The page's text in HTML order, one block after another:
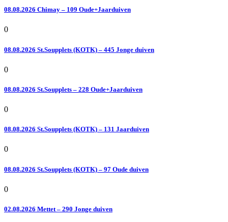
08.08.2026 Chimay – 109 Oude+Jaarduiven
0
08.08.2026 St.Soupplets (KOTK) – 445 Jonge duiven
0
08.08.2026 St.Soupplets – 228 Oude+Jaarduiven
0
08.08.2026 St.Soupplets (KOTK) – 131 Jaarduiven
0
08.08.2026 St.Soupplets (KOTK) – 97 Oude duiven
0
02.08.2026 Mettet – 290 Jonge duiven